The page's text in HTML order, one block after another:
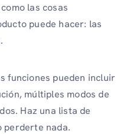
las cosas
puede hacer: las
funciones pueden incluir
múltiples modos de
Haz una lista de
perderte nada.